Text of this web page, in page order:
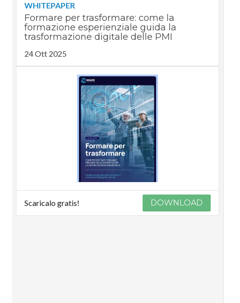
WHITEPAPER
Formare per trasformare: come la
formazione esperienziale guida la
trasformazione digitale delle PMI
24 Ott 2025
Scaricalo gratis! DOWNLOAD